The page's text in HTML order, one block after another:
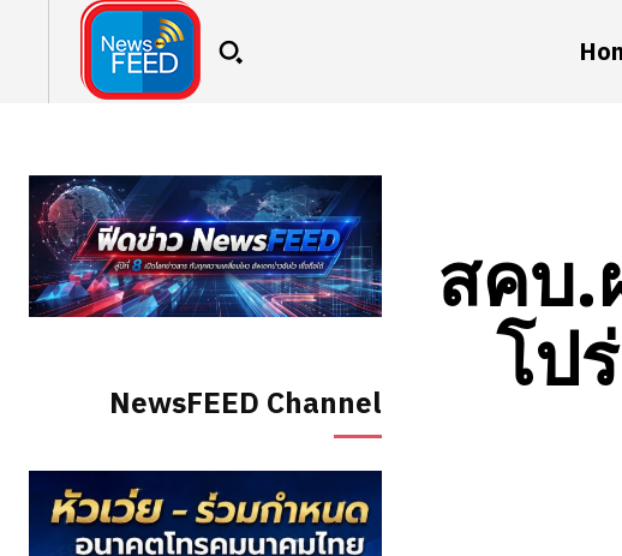
NewsFEED Channel
สคบ.
โป